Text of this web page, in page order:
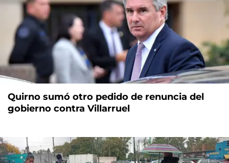
Quirno sumó otro pedido de renuncia del
gobierno contra Villarruel